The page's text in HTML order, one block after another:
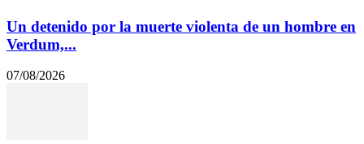
Un detenido por la muerte violenta de un hombre en
Verdum,...
07/08/2026